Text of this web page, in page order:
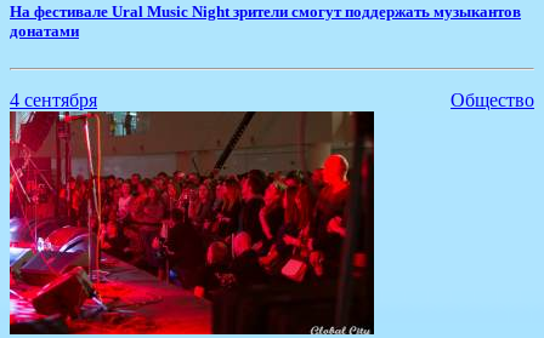
На фестивале Ural Music Night зрители смогут поддержать музыкантов
донатами
4 сентября Общество